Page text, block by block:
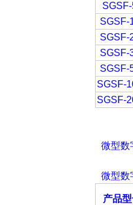
SGSF-
SGSF-
SGSF-
SGSF-
SGSF-
SGSF-
微型数
微型数
产品